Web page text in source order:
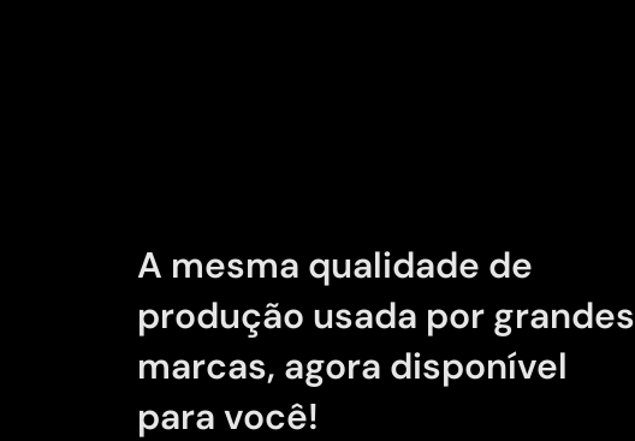
A mesma qualidade de
produção usada por grandes
marcas, agora disponível
para você!